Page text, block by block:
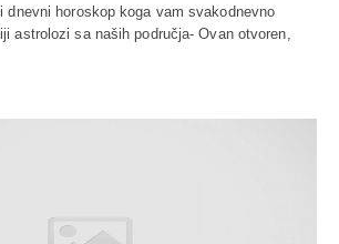
dnevni horoskop koga vam svakodnevno
astrolozi sa naših područja- Ovan otvoren,